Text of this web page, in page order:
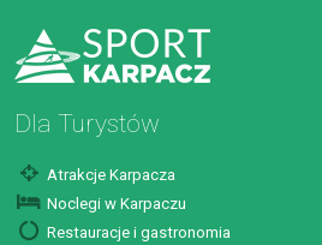
Dla Turystów
Atrakcje Karpacza
Noclegi w Karpaczu
Restauracje i gastronomia